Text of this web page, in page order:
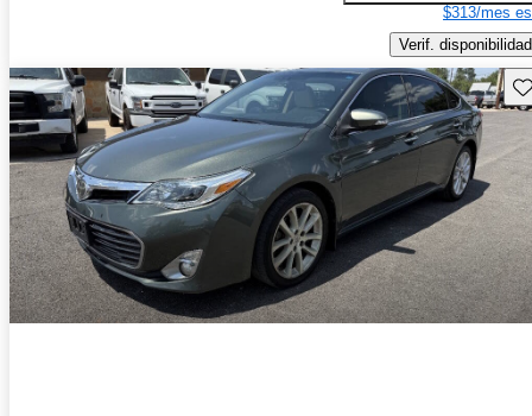
$313/mes
Verif. disponibilidad